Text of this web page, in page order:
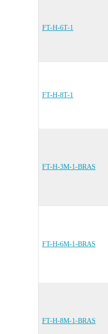
FT-H-6T-1
FT-H-8T-1
FT-H-3M-1-BRAS
FT-H-6M-1-BRAS
FT-H-8M-1-BRAS